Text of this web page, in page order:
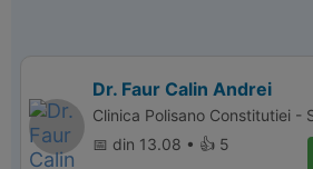
Dr. Faur Calin Andrei
Clinica Polisano Constitutiei -
📅 din 13.08 • 👍 5